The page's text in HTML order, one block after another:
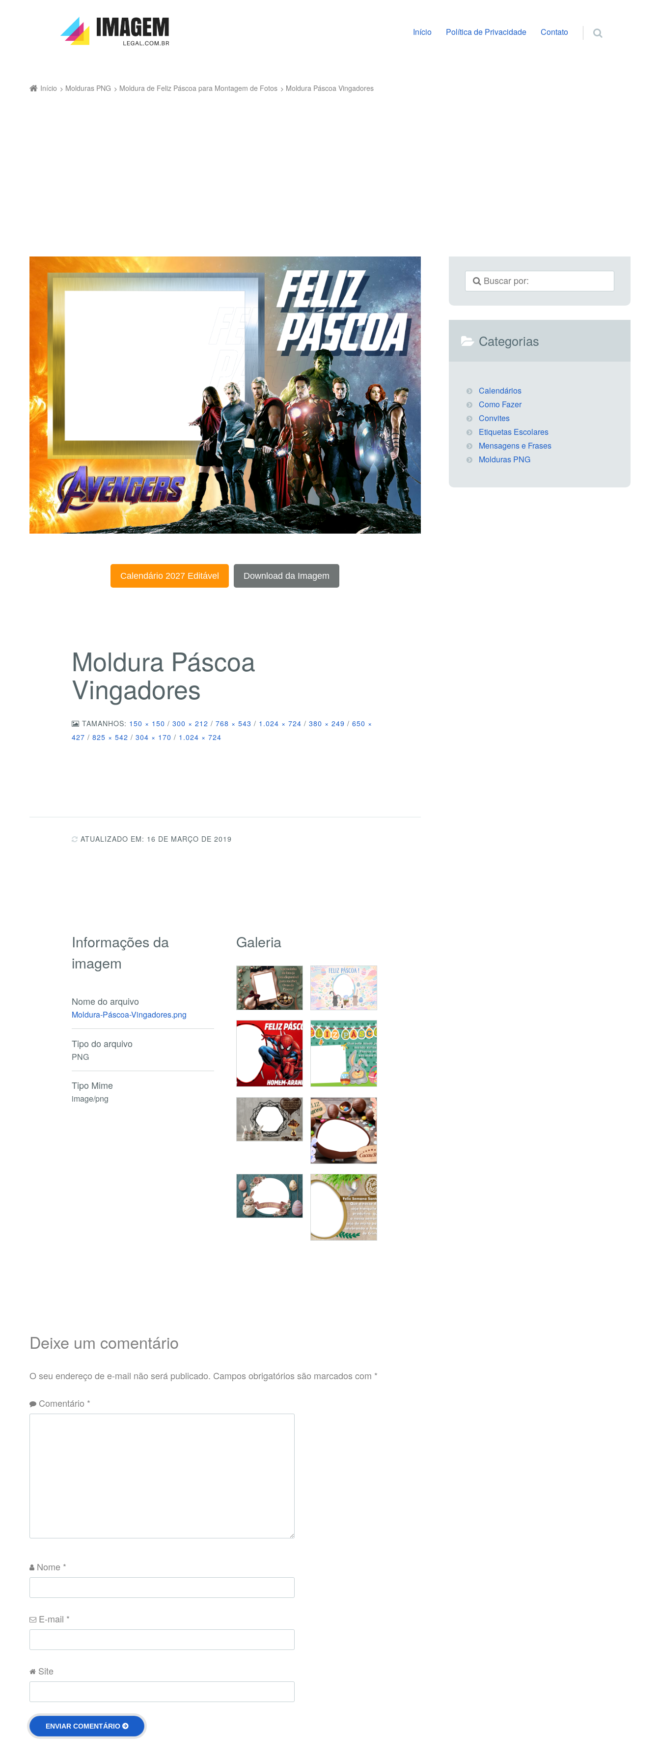
Pular para o conteúdo
Início Política de Privacidade Contato
Início Molduras PNG Moldura de Feliz Páscoa para Montagem de Fotos Moldura Páscoa Vingadores
Calendário 2027 Editável Download da Imagem
Moldura Páscoa
Vingadores
TAMANHOS: 150 × 150 / 300 × 212 / 768 × 543 / 1.024 × 724 / 380 × 249 / 650 ×
427 / 825 × 542 / 304 × 170 / 1.024 × 724
ATUALIZADO EM: 16 DE MARÇO DE 2019
Informações da
imagem
Nome do arquivo
Moldura-Páscoa-Vingadores.png
Tipo do arquivo
PNG
Tipo Mime
image/png
Galeria
Deixe um comentário
O seu endereço de e-mail não será publicado. Campos obrigatórios são marcados com *
Comentário *
Nome *
E-mail *
Site
Categorias
Calendários
Como Fazer
Convites
Etiquetas Escolares
Mensagens e Frases
Molduras PNG